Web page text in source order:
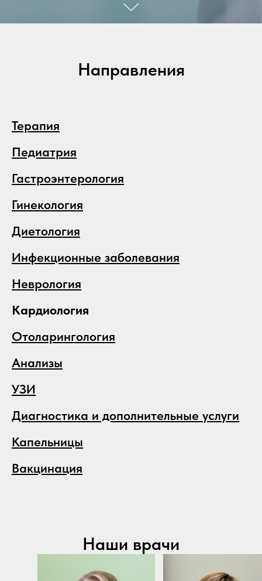
Направления
Терапия
Педиатрия
Гастроэнтерология
Гинекология
Диетология
Инфекционные заболевания
Неврология
Кардиология
Отоларингология
Анализы
УЗИ
Диагностика и дополнительные услуги
Капельницы
Вакцинация
Наши врачи